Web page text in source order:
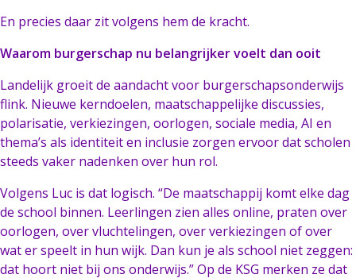
En precies daar zit volgens hem de kracht.
Waarom burgerschap nu belangrijker voelt dan ooit
Landelijk groeit de aandacht voor burgerschapsonderwijs
flink. Nieuwe kerndoelen, maatschappelijke discussies,
polarisatie, verkiezingen, oorlogen, sociale media, AI en
thema’s als identiteit en inclusie zorgen ervoor dat scholen
steeds vaker nadenken over hun rol.
Volgens Luc is dat logisch. “De maatschappij komt elke dag
de school binnen. Leerlingen zien alles online, praten over
oorlogen, over vluchtelingen, over verkiezingen of over
wat er speelt in hun wijk. Dan kun je als school niet zeggen:
dat hoort niet bij ons onderwijs.” Op de KSG merken ze dat